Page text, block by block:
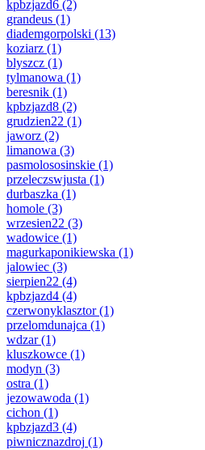
kpbzjazd6 (2)
grandeus (1)
diademgorpolski (13)
koziarz (1)
blyszcz (1)
tylmanowa (1)
beresnik (1)
kpbzjazd8 (2)
grudzien22 (1)
jaworz (2)
limanowa (3)
pasmolososinskie (1)
przeleczswjusta (1)
durbaszka (1)
homole (3)
wrzesien22 (3)
wadowice (1)
magurkaponikiewska (1)
jalowiec (3)
sierpien22 (4)
kpbzjazd4 (4)
czerwonyklasztor(1)
przelomdunajca (1)
wdzar(1)
kluszkowce (1)
modyn (3)
ostra (1)
jezowawoda (1)
cichon (1)
kpbzjazd3 (4)
piwnicznazdroj (1)